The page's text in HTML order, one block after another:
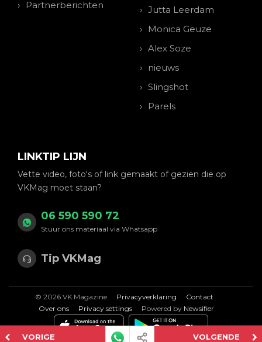
VORIGE VOLGENDE
Partnerberichten
Jutta Leerdam
Monica Geuze
Alex Soze
nieuws
Slingshot
Parels
LINKTIP LIJN
Vette video, foto's of link gemaakt of gezien die op
VKMag moet staan?
06 590 590 72
Stuur ons materiaal via Whatsapp
Tip VKMag
© 2026 VK Magazine Privacyverklaring
Contact
Over ons
Privacy settings Powered by Newsifier